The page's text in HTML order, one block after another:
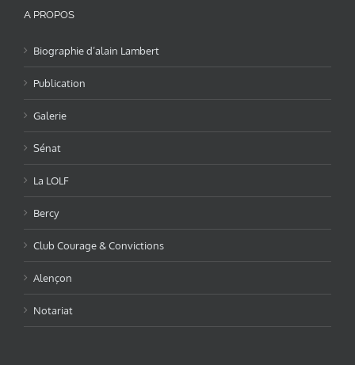
A PROPOS
Biographie d’alain Lambert
Publication
Galerie
Sénat
La LOLF
Bercy
Club Courage & Convictions
Alençon
Notariat